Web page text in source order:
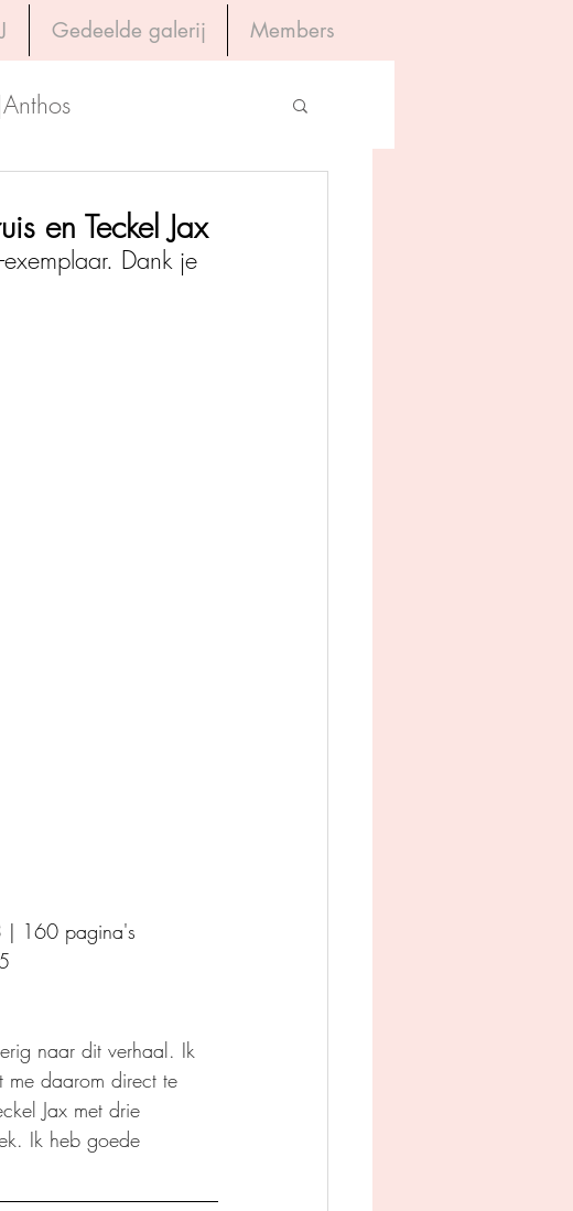
Gedeelde galerij Members
The House of Books
en Teckel Jax
Dank je
| 160 pagina's
naar dit verhaal. Ik
daarom direct te
Jax met drie
Ik heb goede